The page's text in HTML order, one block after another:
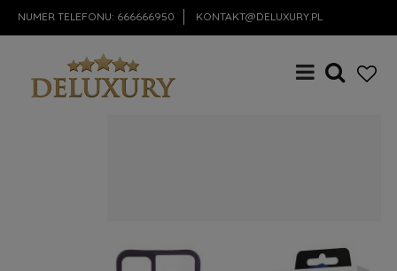
NUMER TELEFONU: 666666950 KONTAKT@DELUXURY.PL